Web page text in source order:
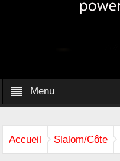
Menu
Accueil Slalom/Côte